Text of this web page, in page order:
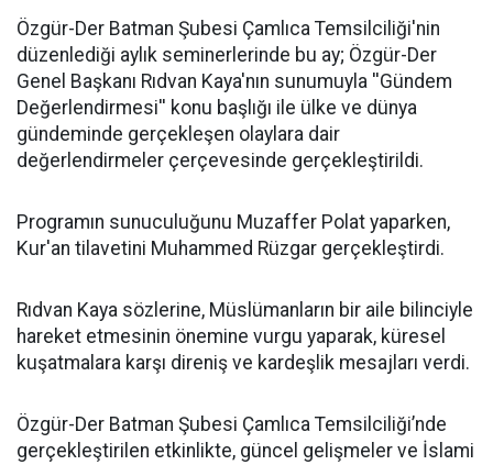
​Özgür-Der Batman Şubesi Çamlıca Temsilciliği'nin
düzenlediği aylık seminerlerinde bu ay; Özgür-Der
Genel Başkanı Rıdvan Kaya'nın sunumuyla ''Gündem
Değerlendirmesi'' konu başlığı ile ülke ve dünya
gündeminde gerçekleşen olaylara dair
değerlendirmeler çerçevesinde gerçekleştirildi.
Programın sunuculuğunu Muzaffer Polat yaparken,
Kur'an tilavetini Muhammed Rüzgar gerçekleştirdi.
Rıdvan Kaya sözlerine, Müslümanların bir aile bilinciyle
hareket etmesinin önemine vurgu yaparak, küresel
kuşatmalara karşı direniş ve kardeşlik mesajları verdi.
Özgür-Der Batman Şubesi Çamlıca Temsilciliği’nde
gerçekleştirilen etkinlikte, güncel gelişmeler ve İslami